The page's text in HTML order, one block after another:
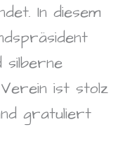
In diesem
silberne
ist stolz
gratuliert